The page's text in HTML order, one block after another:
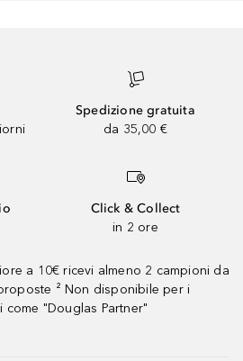
Spedizione gratuita
da 35,00 €
Click & Collect
in 2 ore
a 10€ ricevi almeno 2 campioni da
² Non disponibile per i
"Douglas Partner"